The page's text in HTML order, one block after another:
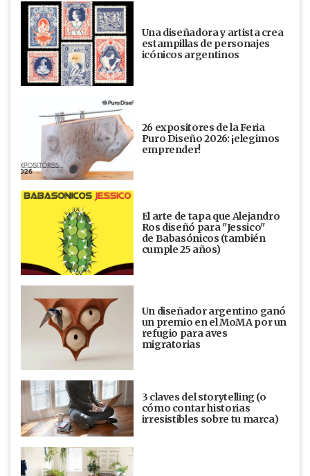
Una diseñadora y artista crea
estampillas de personajes
icónicos argentinos
26 expositores de la Feria
Puro Diseño 2026: ¡elegimos
emprender!
El arte de tapa que Alejandro
Ros diseñó para "Jessico"
de Babasónicos (también
cumple 25 años)
Un diseñador argentino ganó
un premio en el MoMA por un
refugio para aves
migratorias
3 claves del storytelling (o
cómo contar historias
irresistibles sobre tu marca)